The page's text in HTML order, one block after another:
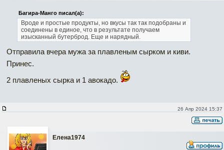
Багира-Манго писал(а):
Вроде и простые продукты, но вкусы так так подобраны и
соединены в единое, что в результате получаем
изысканный бутерброд. Еще и нарядный.
Отправила вчера мужа за плавленым сырком и киви.
Принес.
2 плавленых сырка и 1 авокадо.
26 Апр 2024 15:37
Елена1974